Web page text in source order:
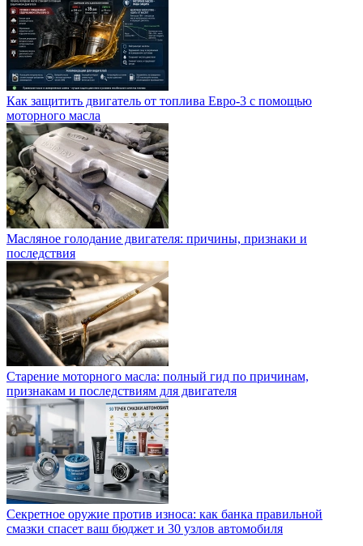
Как защитить двигатель от топлива Евро-3 с помощью
моторного масла
Масляное голодание двигателя: причины, признаки и
последствия
Старение моторного масла: полный гид по причинам,
признакам и последствиям для двигателя
Секретное оружие против износа: как банка правильной
смазки спасет ваш бюджет и 30 узлов автомобиля